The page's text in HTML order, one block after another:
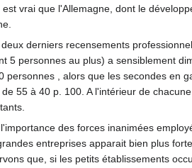
vrai que l'Allemagne, dont le
derniers recensements
5 personnes au plus) a sensiblement
personnes , alors que les secondes en
55 à 40 p. 100. A l'intérieur de
des forces inanimées
entreprises apparait bien plus
que, si les petits établissements